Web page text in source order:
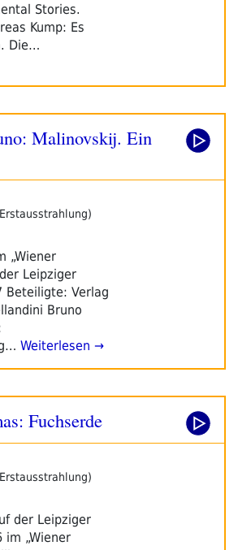
Stories.
Kump: Es
Die…
Malinovskij. Ein
„Wiener
Leipziger
Beteiligte: Verlag
Bruno
Weiterlesen →
Fuchserde
der Leipziger
im „Wiener